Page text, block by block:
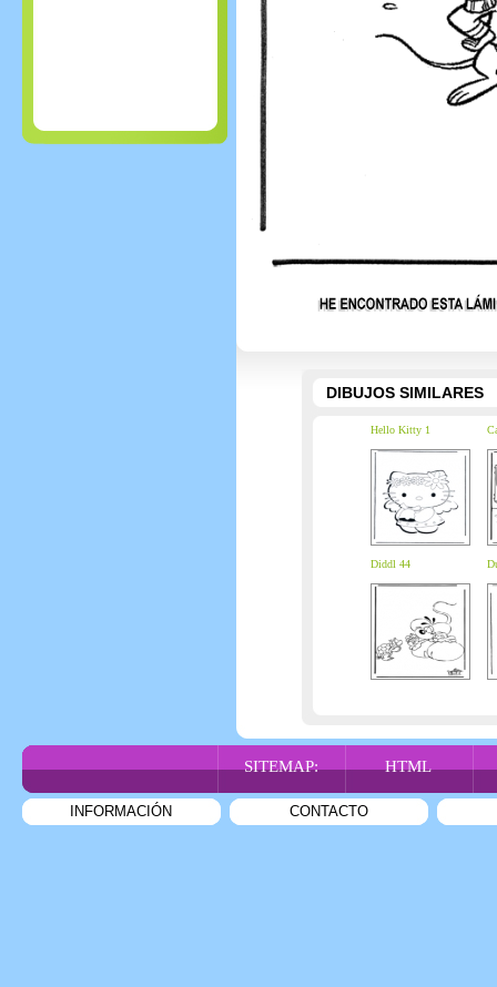
DIBUJOS SIMILARES
Hello Kitty 1
Diddl 44
SITEMAP: HTML
INFORMACIÓN CONTACTO